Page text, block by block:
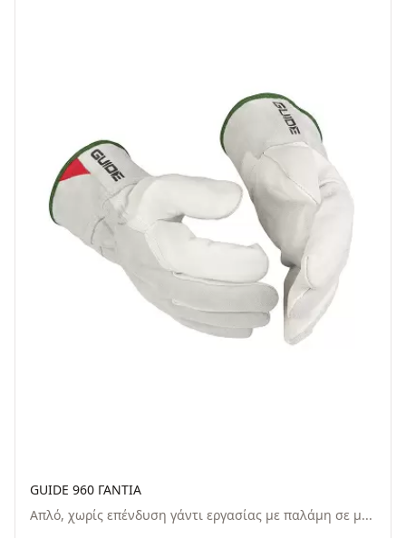
GUIDE 960 ΓΑΝΤΙΑ
Απλό, χωρίς επένδυση γάντι εργασίας με παλάμη σε μ...